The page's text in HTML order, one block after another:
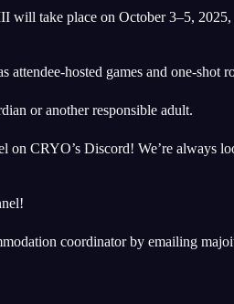
take place on October 3–5,
hosted games and one-shot
or another responsible adult.
CRYO’s Discord! We’re always
coordinator by emailing